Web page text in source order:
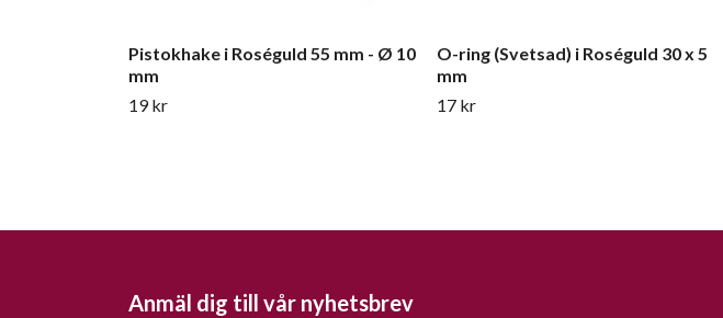
Pistokhake i Roséguld 55 mm - Ø 10
mm
19 kr
O-ring (Svetsad) i Roséguld 30 x 5
mm
17 kr
Anmäl dig till vår nyhetsbrev